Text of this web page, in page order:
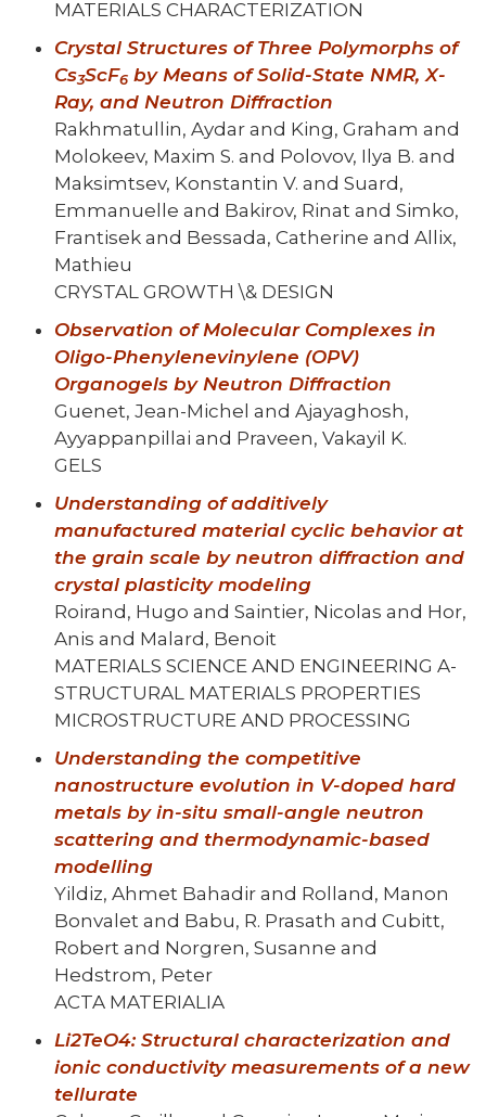
MATERIALS CHARACTERIZATION
Crystal Structures of Three Polymorphs of
Cs3ScF6 by Means of Solid-State NMR, X-
Ray, and Neutron Diffraction
Rakhmatullin, Aydar and King, Graham and
Molokeev, Maxim S. and Polovov, Ilya B. and
Maksimtsev, Konstantin V. and Suard,
Emmanuelle and Bakirov, Rinat and Simko,
Frantisek and Bessada, Catherine and Allix,
Mathieu
CRYSTAL GROWTH \& DESIGN
Observation of Molecular Complexes in
Oligo-Phenylenevinylene (OPV)
Organogels by Neutron Diffraction
Guenet, Jean-Michel and Ajayaghosh,
Ayyappanpillai and Praveen, Vakayil K.
GELS
Understanding of additively
manufactured material cyclic behavior at
the grain scale by neutron diffraction and
crystal plasticity modeling
Roirand, Hugo and Saintier, Nicolas and Hor,
Anis and Malard, Benoit
MATERIALS SCIENCE AND ENGINEERING A-
STRUCTURAL MATERIALS PROPERTIES
MICROSTRUCTURE AND PROCESSING
Understanding the competitive
nanostructure evolution in V-doped hard
metals byin-situ small-angle neutron
scattering and thermodynamic-based
modelling
Yildiz, Ahmet Bahadir and Rolland, Manon
Bonvalet and Babu, R. Prasath and Cubitt,
Robert and Norgren, Susanne and
Hedstrom, Peter
ACTA MATERIALIA
Li2TeO4: Structural characterization and
ionic conductivity measurements of a new
tellurate